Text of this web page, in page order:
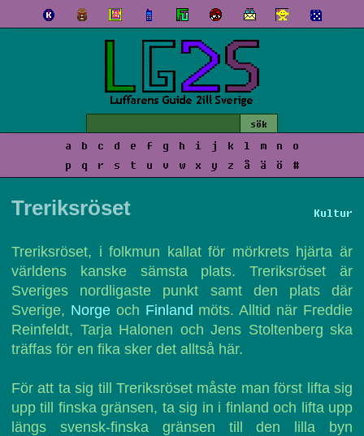
a b c d e f g h i j k l m n
o
p
q r s t u v w x y z å ä ö #
Kultur
Treriksröset
Treriksröset, i folkmun kallat för mörkrets hjärta är
världens kanske sämsta plats. Treriksröset är
Sveriges nordligaste punkt samt den plats där
Sverige, Norgeoch Finland möts. Alltid när Freddie
Reinfeldt, Tarja Halonen och Jens Stoltenberg ska
träffas för en fika sker det alltså här.
För att ta sig till Treriksröset måste man först lifta sig
upp till finska gränsen, ta sig in i finland och lifta upp
längs svensk-finska gränsen till den lilla byn